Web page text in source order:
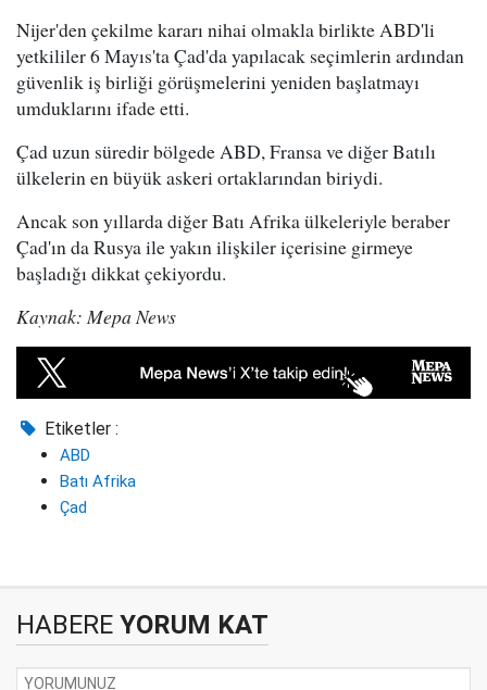
Nijer'den çekilme kararı nihai olmakla birlikte ABD'li
yetkililer 6 Mayıs'ta Çad'da yapılacak seçimlerin ardından
güvenlik iş birliği görüşmelerini yeniden başlatmayı
umduklarını ifade etti.
Çad uzun süredir bölgede ABD, Fransa ve diğer Batılı
ülkelerin en büyük askeri ortaklarından biriydi.
Ancak son yıllarda diğer Batı Afrika ülkeleriyle beraber
Çad'ın da Rusya ile yakın ilişkiler içerisine girmeye
başladığı dikkat çekiyordu.
Kaynak: Mepa News
Etiketler :
ABD
Batı Afrika
Çad
HABERE YORUM KAT